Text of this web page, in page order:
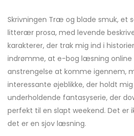
Skrivningen Træ og blade smuk,
litterær prosa, med levende
karakterer, der trak mig ind i
indrømme, at e-bog læsning online
anstrengelse at komme igennem,
interessante øjeblikke, der holdt mig
underholdende fantasyserie, der
perfekt til en slapt weekend. Det er
det er en sjov læsning.